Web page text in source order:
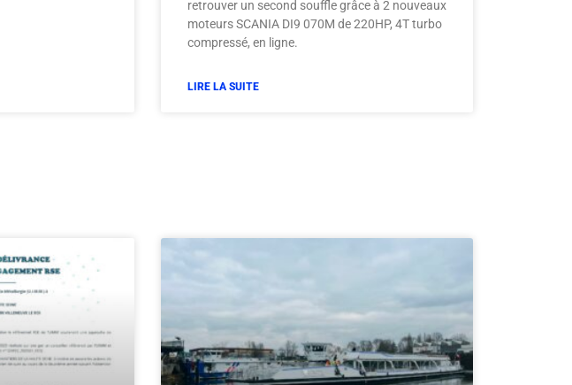
retrouver un second souffle grâce à 2 nouveaux
moteurs SCANIA DI9 070M de 220HP, 4T turbo
compressé, en ligne.
LIRE LA SUITE